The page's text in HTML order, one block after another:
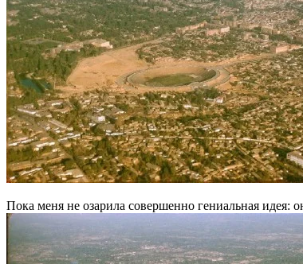
Пока меня не озарила совершенно гениальная идея: